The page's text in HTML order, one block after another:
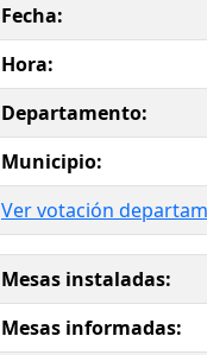
Fecha:
Hora:
Departamento:
Municipio:
Ver votación
Mesas instaladas:
Mesas informadas: